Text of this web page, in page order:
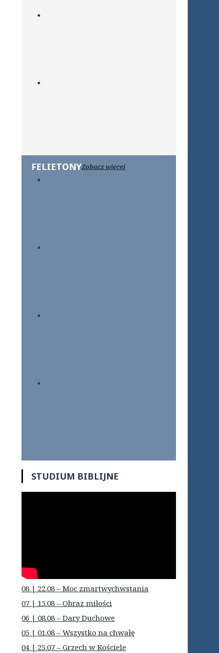
FELIETONYZobacz więcej
STUDIUM BIBLIJNE
08 | 22.08 – Moc zmartwychwstania
07 | 15.08 – Obraz miłości
06 | 08.08 – Dary Duchowe
05 | 01.08 – Wszystko na chwałę
04 | 25.07 – Grzech w Kościele